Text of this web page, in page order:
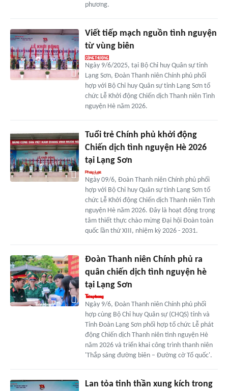
phương.
Viết tiếp mạch nguồn tình nguyện
từ vùng biên
Ngày 9/6/2025, tại Bộ Chỉ huy Quân sự tỉnh
Lạng Sơn, Đoàn Thanh niên Chính phủ phối
hợp với Bộ Chỉ huy Quân sự tỉnh Lạng Sơn tổ
chức Lễ Khởi động Chiến dịch Thanh niên Tình
nguyện Hè năm 2026.
Tuổi trẻ Chính phủ khởi động
Chiến dịch tình nguyện Hè 2026
tại Lạng Sơn
Ngày 09/6, Đoàn Thanh niên Chính phủ phối
hợp với Bộ Chỉ huy Quân sự tỉnh Lạng Sơn tổ
chức Lễ Khởi động Chiến dịch Thanh niên Tình
nguyện Hè năm 2026. Đây là hoạt động trọng
tâm thiết thực chào mừng Đại hội Đoàn toàn
quốc lần thứ XIII, nhiệm kỳ 2026 - 2031.
Đoàn Thanh niên Chính phủ ra
quân chiến dịch tình nguyện hè
tại Lạng Sơn
Ngày 9/6, Đoàn Thanh niên Chính phủ phối
hợp cùng Bộ Chỉ huy Quân sự (CHQS) tỉnh và
Tỉnh Đoàn Lạng Sơn phối hợp tổ chức Lễ phát
động Chiến dịch Thanh niên tình nguyện Hè
năm 2026 và triển khai công trình thanh niên
'Thắp sáng đường biên – Đường cờ Tổ quốc'.
Lan tỏa tinh thần xung kích trong